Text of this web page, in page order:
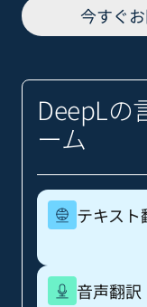
今すぐ
DeepLの
ーム
テキスト
音声翻訳